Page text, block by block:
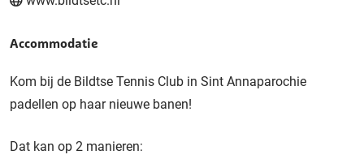
Accommodatie
Kom bij de Bildtse Tennis Club in Sint Annaparochie
padellen op haar nieuwe banen!
Dat kan op 2 manieren: